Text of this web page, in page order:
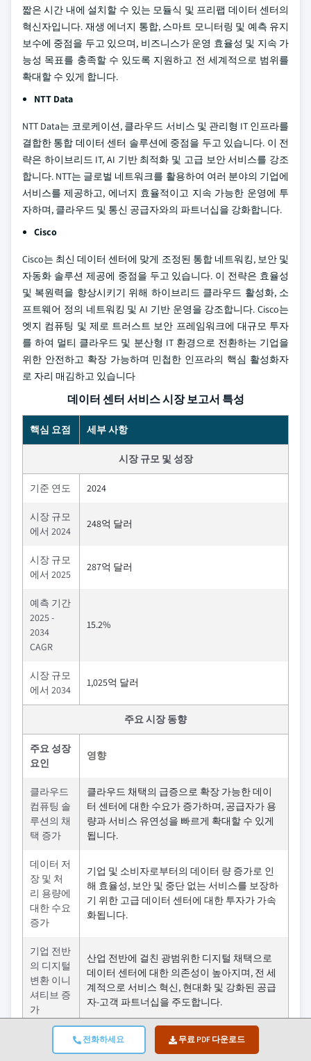
전화하세요 무료 PDF 다운로드
짧은 시간 내에 설치할 수 있는 모듈식 및 프리팹 데이터 센터의
혁신자입니다. 재생 에너지 통합, 스마트 모니터링 및 예측 유지
보수에 중점을 두고 있으며, 비즈니스가 운영 효율성 및 지속 가
능성 목표를 충족할 수 있도록 지원하고 전 세계적으로 범위를
확대할 수 있게 합니다.
NTT Data
NTT Data는 코로케이션, 클라우드 서비스 및 관리형 IT 인프라를
결합한 통합 데이터 센터 솔루션에 중점을 두고 있습니다. 이 전
략은 하이브리드 IT, AI 기반 최적화 및 고급 보안 서비스를 강조
합니다. NTT는 글로벌 네트워크를 활용하여 여러 분야의 기업에
서비스를 제공하고, 에너지 효율적이고 지속 가능한 운영에 투
자하며, 클라우드 및 통신 공급자와의 파트너십을 강화합니다.
Cisco
Cisco는 최신 데이터 센터에 맞게 조정된 통합 네트워킹, 보안 및
자동화 솔루션 제공에 중점을 두고 있습니다. 이 전략은 효율성
및 복원력을 향상시키기 위해 하이브리드 클라우드 활성화, 소
프트웨어 정의 네트워킹 및 AI 기반 운영을 강조합니다. Cisco는
엣지 컴퓨팅 및 제로 트러스트 보안 프레임워크에 대규모 투자
를 하여 멀티 클라우드 및 분산형 IT 환경으로 전환하는 기업을
위한 안전하고 확장 가능하며 민첩한 인프라의 핵심 활성화자
로 자리 매김하고 있습니다
데이터 센터 서비스 시장 보고서 특성
핵심 요점 세부 사항
시장 규모 및 성장
기준 연도 2024
시장 규모
에서 2024
248억 달러
시장 규모
에서 2025
287억 달러
예측 기간
2025 -
2034
CAGR
15.2%
시장 규모
에서 2034
1,025억 달러
주요 시장 동향
주요 성장
요인
영향
클라우드
컴퓨팅 솔
루션의 채
택 증가
클라우드 채택의 급증으로 확장 가능한 데이
터 센터에 대한 수요가 증가하며, 공급자가 용
량과 서비스 유연성을 빠르게 확대할 수 있게
됩니다.
데이터 저
장 및 처
리 용량에
대한 수요
증가
기업 및 소비자로부터의 데이터 량 증가로 인
해 효율성, 보안 및 중단 없는 서비스를 보장하
기 위한 고급 데이터 센터에 대한 투자가 가속
화됩니다.
기업 전반
의 디지털
변환 이니
셔티브 증
가
산업 전반에 걸친 광범위한 디지털 채택으로
데이터 센터에 대한 의존성이 높아지며, 전 세
계적으로 서비스 혁신, 현대화 및 강화된 공급
자-고객 파트너십을 주도합니다.
엣지 데이터 센터는 실시간 애플리케이션의
지연 시간을 줄이며, 전 세계적으로 IoT, AI 및